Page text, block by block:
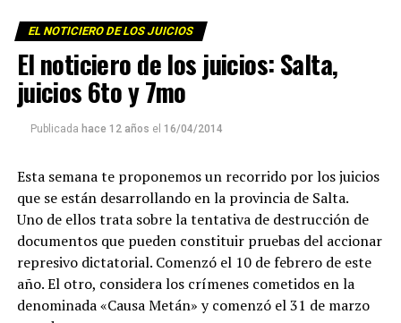
en los cuales empresarios terratenientes, políticos y
Murias y Longeville, al laico Wenceslao Perdernera,
también asesinados por la dictadura y a tantos otros
militantes populares. Por eso, en los ocho meses que
duró el debate oral, se hizo historia de la lucha por la
trabajar, a tener techo, a organizarse.
EL NOTICIERO DE LOS JUICIOS
El noticiero de los juicios: Salta,
juicios 6to y 7mo
Publicada hace 12 años el 16/04/2014
Esta semana te proponemos un recorrido por los juicios
que se están desarrollando en la provincia de Salta.
Uno de ellos trata sobre la tentativa de destrucción de
documentos que pueden constituir pruebas del accionar
represivo dictatorial. Comenzó el 10 de febrero de este
año. El otro, considera los crímenes cometidos en la
denominada «Causa Metán» y comenzó el 31 de marzo